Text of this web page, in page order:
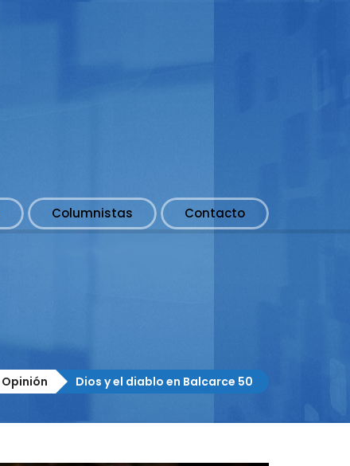
Columnistas Contacto
Opinión Dios y el diablo en Balcarce 50